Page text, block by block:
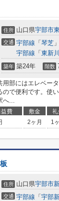
住所 山口県宇部市
交通 宇部線 「 琴芝
宇部線 「 東新川
築年 築24年 階数
用部にはエレベー
ので便利です。使
へ...
費 敷金 礼
2ヶ月 1
住所 山口県宇部市
交通 宇部線 「 宇部